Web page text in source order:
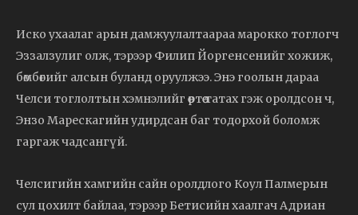
Иско ухаалаг арын дамжуулалтаараа марокко тоглогч
Эззалзулиг олж, тэрээр Филип Йоргенсенийг хожиж,
бөмбөгийг алсын буланд оруулжээ. Энэ гоолын дараа
Челси тоглолтын хэмнэлийг өөртөө татах гэж оролдсон ч,
Энзо Марескагийн удирдсан баг тодорхой боломж
гаргаж чадсангүй.
Челсигийн хамгийн сайн оролдлого Коул Палмерын
сул цохилт байлаа, тэрээр Бетисийн хаалгач Адриан